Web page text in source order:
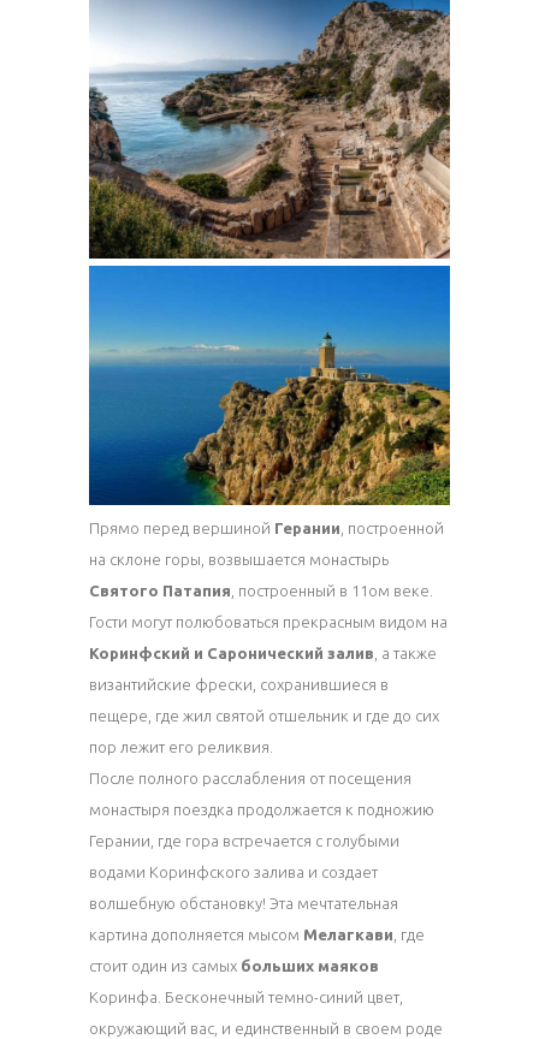
Прямо перед вершиной Герании , построенной
на склоне горы, возвышается монастырь
Святого Патапия , построенный в 11ом веке.
Гости могут полюбоваться прекрасным видом на
Коринфский и Саронический залив , а также
византийские фрески, сохранившиеся в
пещере, где жил святой отшельник и где до сих
пор лежит его реликвия.
После полного расслабления от посещения
монастыря поездка продолжается к подножию
Герании, где гора встречается с голубыми
водами Коринфского залива и создает
волшебную обстановку! Эта мечтательная
картина дополняется мысом Мелагкави , где
стоит один из самых больших маяков
Коринфа. Бесконечный темно-синий цвет,
окружающий вас, и единственный в своем роде